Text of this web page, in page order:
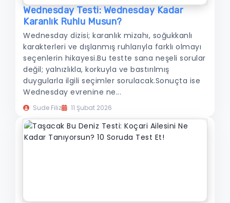
Wednesday Testi: Wednesday Kadar
Karanlık Ruhlu Musun?
Wednesday dizisi; karanlık mizahı, soğukkanlı
karakterleri ve dışlanmış ruhlarıyla farklı olmayı
seçenlerin hikayesi.Bu testte sana neşeli sorular
değil; yalnızlıkla, korkuyla ve bastırılmış
duygularla ilgili seçimler sorulacak.Sonuçta ise
Wednesday evrenine ne...
Sude Filiz 11 Şubat 2026